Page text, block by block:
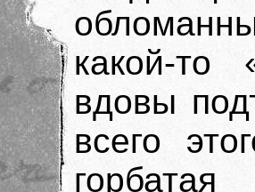
какой-то
вдовы
всего